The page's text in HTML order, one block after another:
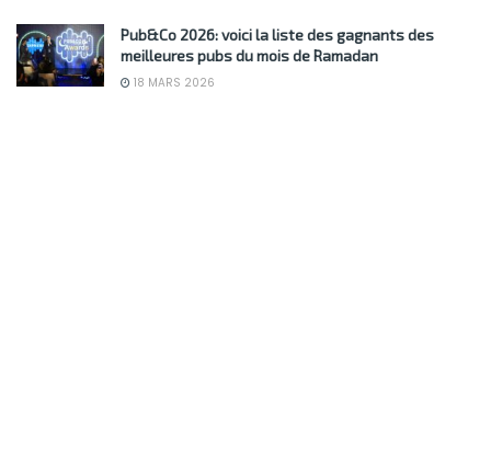
Pub&Co 2026: voici la liste des gagnants des
meilleures pubs du mois de Ramadan
18 MARS 2026